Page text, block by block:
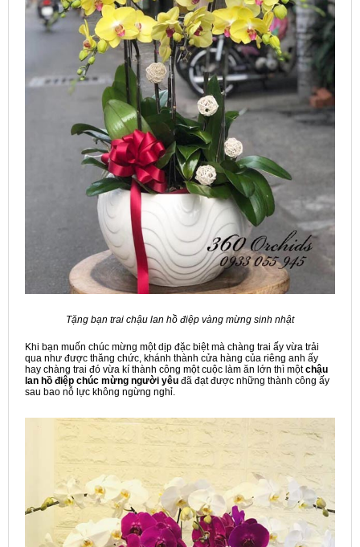
Tặng bạn trai chậu lan hồ điệp vàng mừng sinh nhật
Khi bạn muốn chúc mừng một dịp đặc biệt mà chàng trai ấy vừa trải
qua như được thăng chức, khánh thành cửa hàng của riêng anh ấy
hay chàng trai đó vừa kí thành công một cuộc làm ăn lớn thì mộtchậu
lan hồ điệp chúc mừng người yêu đã đạt được những thành công ấy
sau bao nỗ lực không ngừng nghỉ.